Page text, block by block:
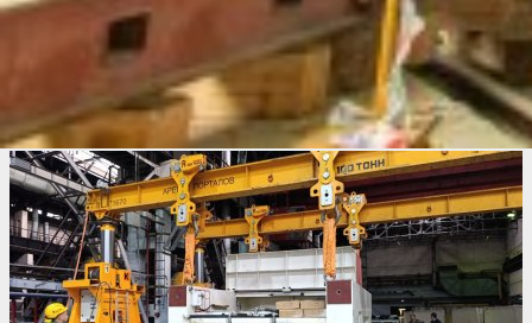
четыре пресса JW36-500T массой по 85 т
Для выполнения такелажных операций использовалась
портальная система GP 380.